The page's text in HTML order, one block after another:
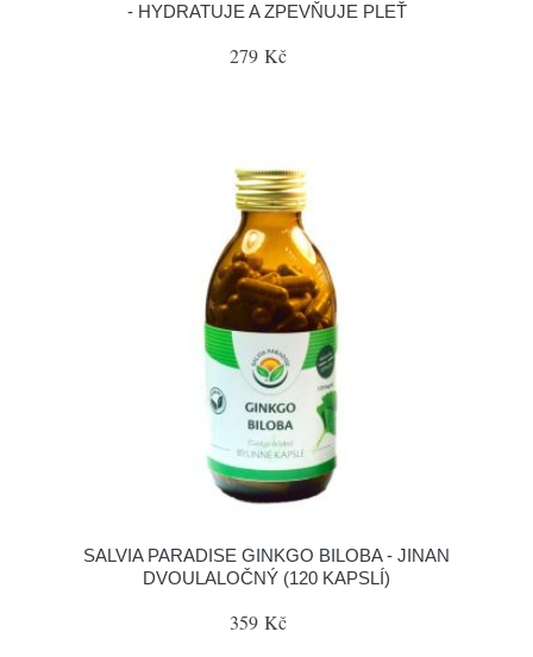
- HYDRATUJE A ZPEVŇUJE PLEŤ
279 Kč
SALVIA PARADISE GINKGO BILOBA - JINAN
DVOULALOČNÝ (120 KAPSLÍ)
359 Kč